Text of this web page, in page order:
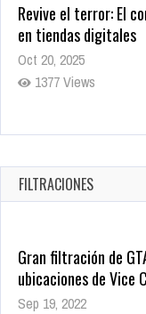
Revive el terror: El
en tiendas digitales
Oct 20, 2025
1377 Views
Warner Bros. lleva a
Oct 17, 2025
1431 Views
FILTRACIONES
Gran filtración de
ubicaciones de Vice
Sep 19, 2022